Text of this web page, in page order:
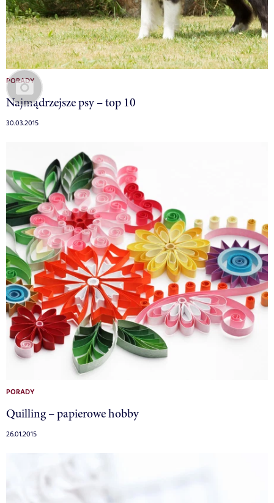
PORADY
Najmądrzejsze psy – top 10
30.03.2015
PORADY
Quilling – papierowe hobby
26.01.2015